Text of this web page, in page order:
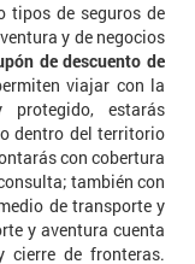
tipos de seguros de
y de negocios
de descuento de
viajar con la
estarás
dentro del territorio
con cobertura
también con
de transporte y
y aventura cuenta
cierre de fronteras.